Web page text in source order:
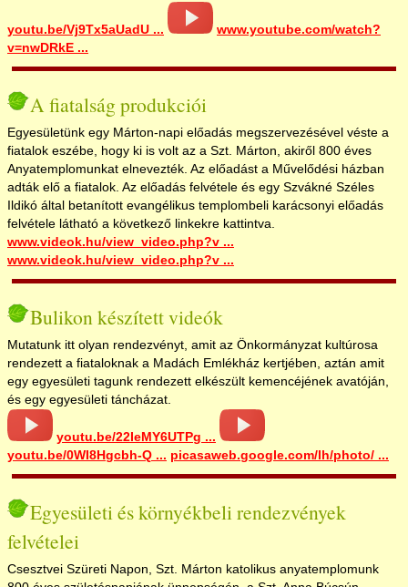
youtu.be/Vj9Tx5aUadU ...
www.youtube.com/watch?
v=nwDRkE ...
A fiatalság produkciói
Egyesületünk egy Márton-napi előadás megszervezésével véste a
fiatalok eszébe, hogy ki is volt az a Szt. Márton, akiről 800 éves
Anyatemplomunkat elnevezték. Az előadást a Művelődési házban
adták elő a fiatalok. Az előadás felvétele és egy Szvákné Széles
Ildikó által betanított evangélikus templombeli karácsonyi előadás
felvétele látható a következő linkekre kattintva.
www.videok.hu/view_video.php?v ...
www.videok.hu/view_video.php?v ...
Bulikon készített videók
Mutatunk itt olyan rendezvényt, amit az Önkormányzat kultúrosa
rendezett a fiataloknak a Madách Emlékház kertjében, aztán amit
egy egyesületi tagunk rendezett elkészült kemencéjének avatóján,
és egy egyesületi táncházat.
youtu.be/22IeMY6UTPg ...
youtu.be/0WI8Hgcbh-Q ... picasaweb.google.com/lh/photo/ ...
Egyesületi és környékbeli rendezvények
felvételei
Csesztvei Szüreti Napon, Szt. Márton katolikus anyatemplomunk